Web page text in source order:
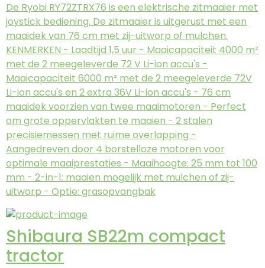
De Ryobi RY72ZTRX76 is een elektrische zitmaaier met
joystick bediening. De zitmaaier is uitgerust met een
maaidek van 76 cm met zij-uitworp of mulchen.
KENMERKEN - Laadtijd 1,5 uur - Maaicapaciteit 4000 m²
met de 2 meegeleverde 72 V Li-ion accu's -
Maaicapaciteit 6000 m² met de 2 meegeleverde 72V
Li-ion accu's en 2 extra 36V Li-ion accu's - 76 cm
maaidek voorzien van twee maaimotoren - Perfect
om grote oppervlakten te maaien - 2 stalen
precisiemessen met ruime overlapping -
Aangedreven door 4 borstelloze motoren voor
optimale maaiprestaties - Maaihoogte: 25 mm tot 100
mm - 2-in-1: maaien mogelijk met mulchen of zij-
uitworp - Optie: grasopvangbak
Shibaura SB22m compact
tractor